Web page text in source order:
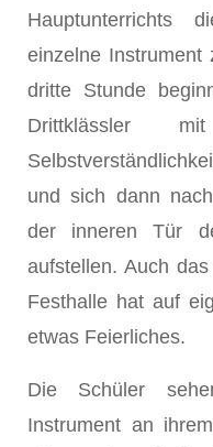
Hauptunterrichts
einzelne
dritte Stunde
Drittklässler
und sich dann
der inneren Tür
aufstellen. Auch
Festhalle hat auf
etwas Feierliches.
Die Schüler
Instrument an